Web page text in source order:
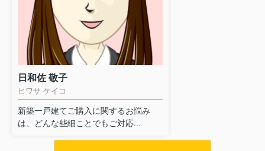
日和佐 敬子
ヒワサ ケイコ
新築一戸建てご購入に関するお悩み
は、どんな些細ことでもご対応...